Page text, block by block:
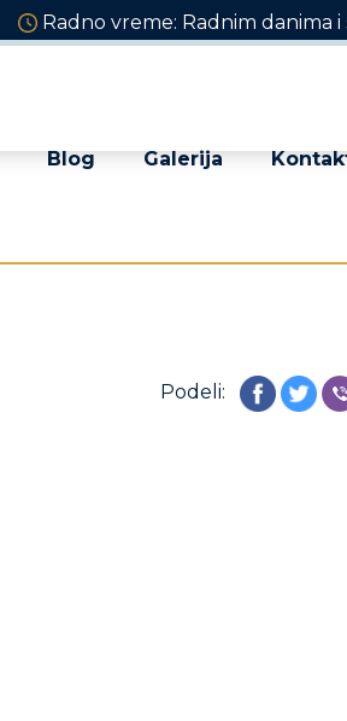
Radno vreme: Radnim danima
Blog Galerija
Podeli: